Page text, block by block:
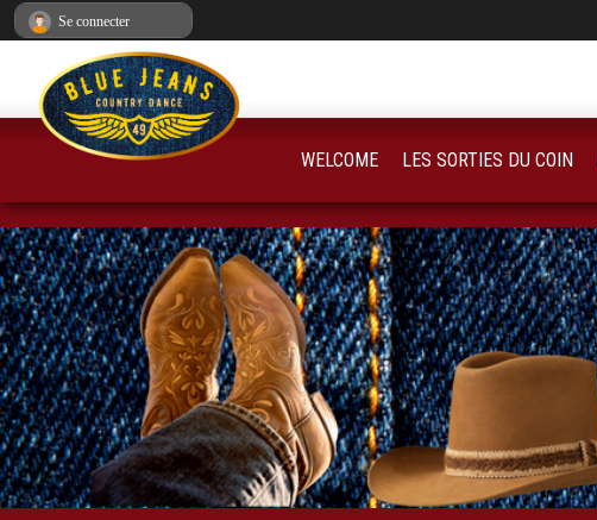
WELCOME LES SORTIES DU COIN
Se connecter
Panneau de gestion des cookies